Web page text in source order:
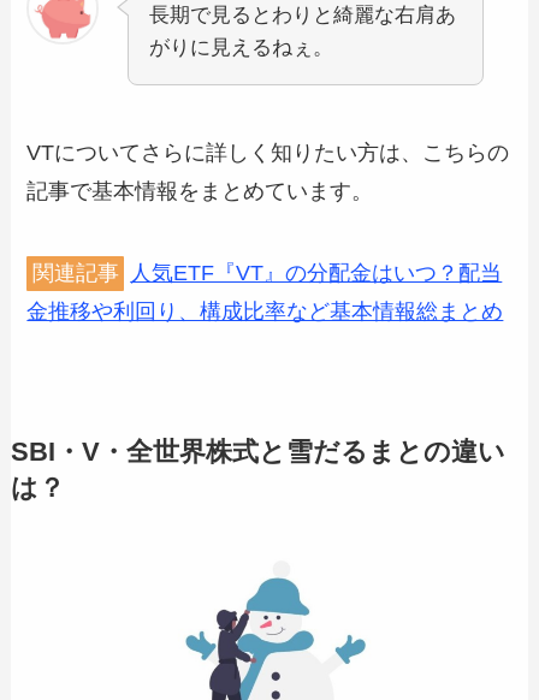
長期で見るとわりと綺麗な右肩あ
がりに見えるねぇ。
VTについてさらに詳しく知りたい方は、こちらの
記事で基本情報をまとめています。
関連記事
人気ETF『VT』の分配金はいつ？配当
金推移や利回り、構成比率など基本情報総まとめ
SBI・V・全世界株式と雪だるまとの違い
は？